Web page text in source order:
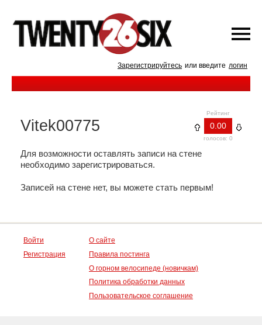
Зарегистрируйтесь или введите логин
Рейтинг
0.00
голосов: 0
Vitek00775
Для возможности оставлять записи на стене
необходимо зарегистрироваться.
Записей на стене нет, вы можете стать первым!
Войти
Регистрация
О сайте
Правила постинга
О горном велосипеде (новичкам)
Политика обработки данных
Пользовательское соглашение